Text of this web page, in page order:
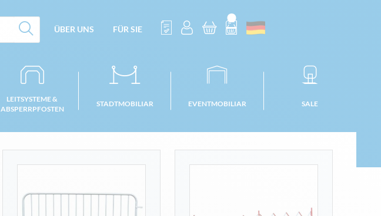
ÜBER UNS FÜR SIE
LEITSYSTEME &
ABSPERRPFOSTEN
STADTMOBILIAR EVENTMOBILIAR SALE